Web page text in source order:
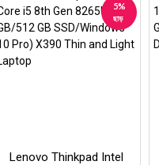
5%
ছাড়
Lenovo Thinkpad Intel